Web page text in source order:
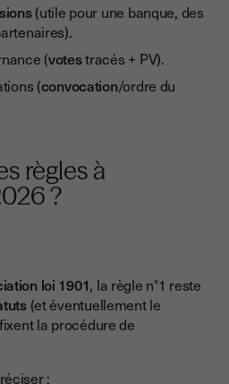
(utile pour une banque, des
(votestracés + PV).
(convocation/ordre du
règles à
?
loi 1901, la règle n°1 reste
(et éventuellement le
la procédure de
: